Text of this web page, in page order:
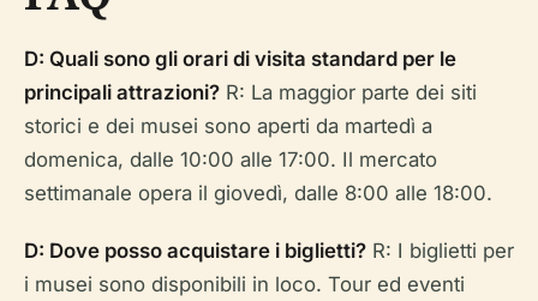
D: Quali sono gli orari di visita standard per le
principali attrazioni? R: La maggior parte dei siti
storici e dei musei sono aperti da martedì a
domenica, dalle 10:00 alle 17:00. Il mercato
settimanale opera il giovedì, dalle 8:00 alle 18:00.
D: Dove posso acquistare i biglietti? R: I biglietti per
i musei sono disponibili in loco. Tour ed eventi